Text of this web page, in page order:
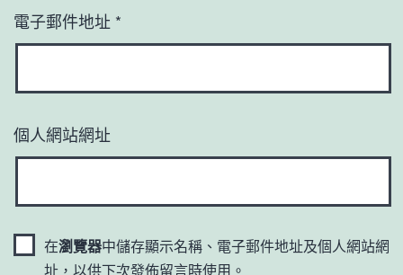
電子郵件地址 *
個人網站網址
在瀏覽器中儲存顯示名稱、電子郵件地址及個人網站網
址，以供下次發佈留言時使用。